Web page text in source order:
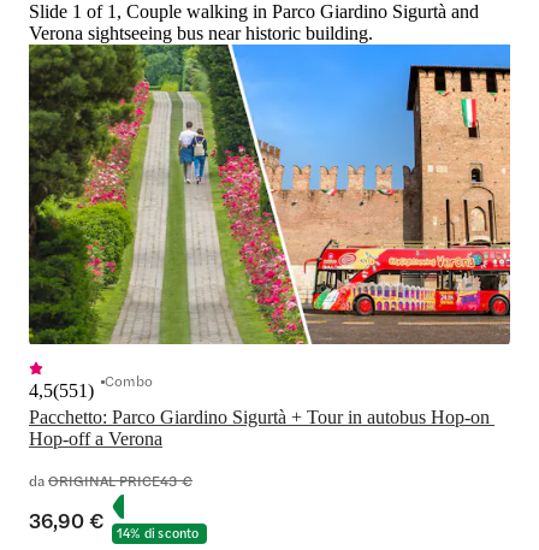
Slide 1 of 1, Couple walking in Parco Giardino Sigurtà and
Verona sightseeing bus near historic building.
Pacchetto: Parco Giardino Sigurtà + Tour in autobus Hop-on
Hop-off a Verona
4,5(551) Combo
daORIGINAL PRICE43 €
36,90 € 14% di sconto